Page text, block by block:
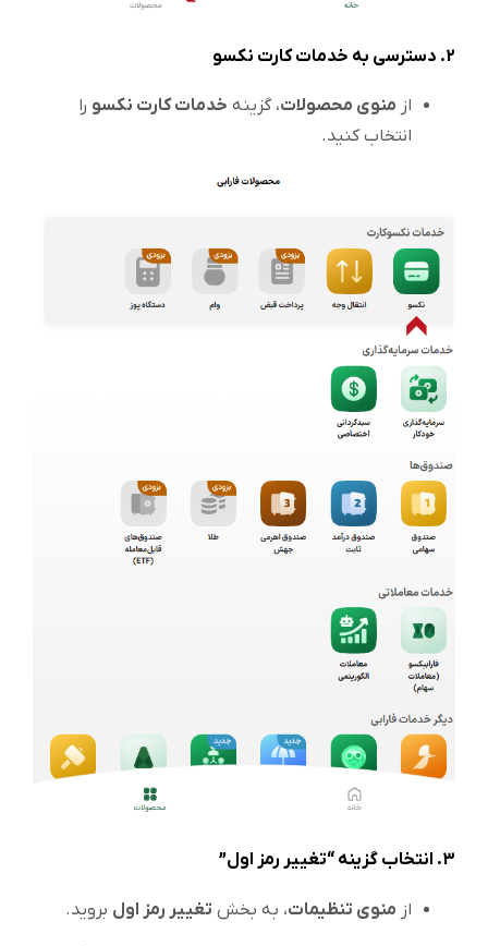
2. دسترسی به خدمات کارت نکسو
از منوی محصولات، گزینه خدمات کارت نکسو را
انتخاب کنید.
3. انتخاب گزینه “تغییر رمز اول”
از منوی تنظیمات، به بخش تغییر رمز اول بروید.